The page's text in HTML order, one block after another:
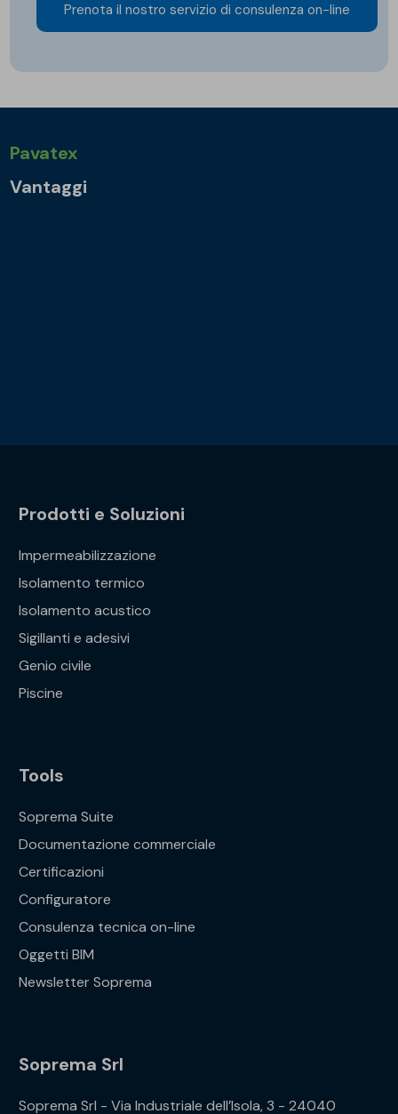
Prenota il nostro servizio di consulenza on-line
Pavatex
Vantaggi
Prodotti e Soluzioni
Impermeabilizzazione
Isolamento termico
Isolamento acustico
Sigillanti e adesivi
Genio civile
Piscine
Tools
Soprema Suite
Documentazione commerciale
Certificazioni
Configuratore
Consulenza tecnica on-line
Oggetti BIM
Newsletter Soprema
Soprema Srl
Soprema Srl - Via Industriale dell’Isola, 3 - 24040